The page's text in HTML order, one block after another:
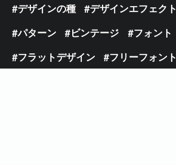
デザインの種
デザインエフェクト
パターン
ビンテージ
フォント
フラットデザイン
フリーフォント